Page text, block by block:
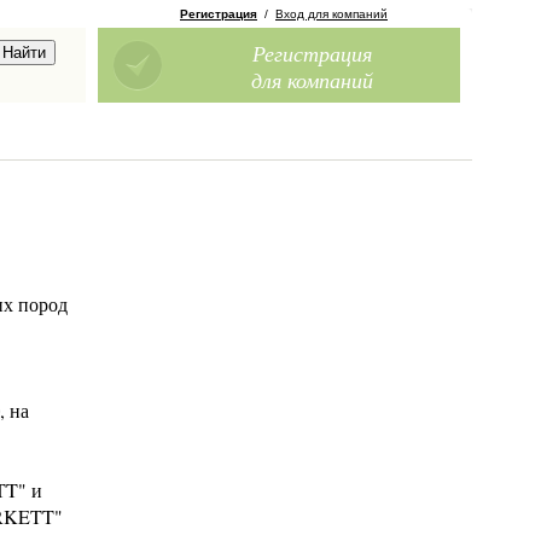
Регистрация / Вход для компаний
Регистрация
для компаний
пород
на
и